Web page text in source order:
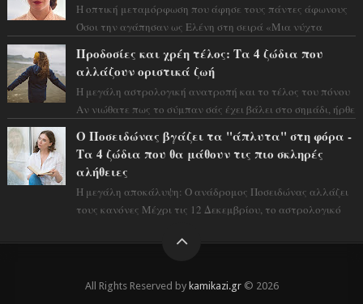
Η οπτική μεταμόρφωση που άφησε τους πάντες άφωνους
Όσοι την αγάπησαν ως Ελένη στη σειρά «Μια νύχτα
Προδοσίες και χρέη τέλος: Τα 4 ζώδια που
αλλάζουν οριστικά ζωή
Η μεγάλη αστρολογική ανατροπή και το τέλος του πόνου
Αν νιώθατε πως το σύμπαν σάς έχει βάλει στο σημάδι, ήρθε
Ο Ποσειδώνας βγάζει τα "άπλυτα" στη φόρα -
Τα 4 ζώδια που θα μάθουν τις πιο σκληρές
αλήθειες
Η μεγάλη αποκάλυψη: Ο ανάδρομος Ποσειδώνας αλλάζει
τους κανόνες Μέχρι τις 12 Δεκεμβρίου, το αστρολογικό
All Rights Reserved by kamikazi.gr© 2026